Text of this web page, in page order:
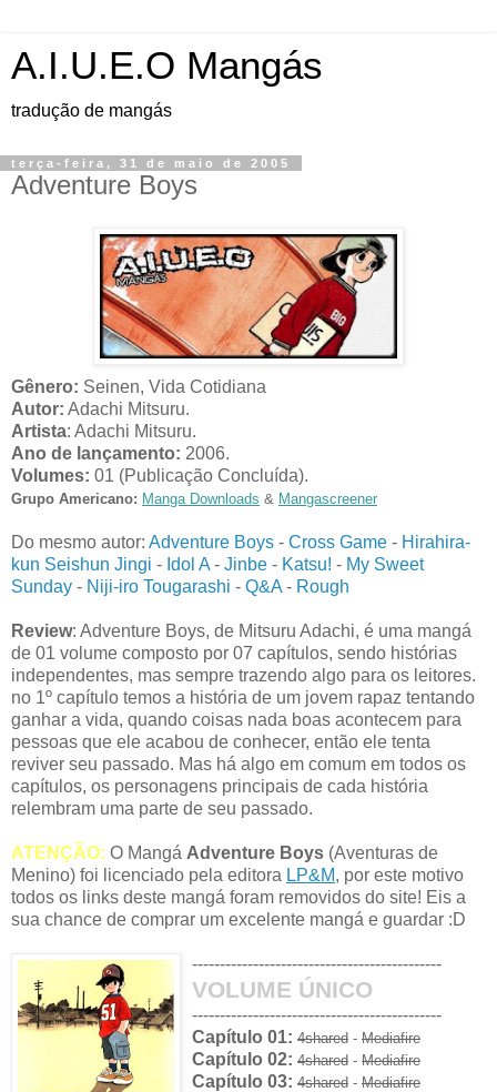
A.I.U.E.O Mangás
tradução de mangás
terça-feira, 31 de maio de 2005
Adventure Boys
Gênero: Seinen, Vida Cotidiana
Autor: Adachi Mitsuru.
Artista: Adachi Mitsuru.
Ano de lançamento: 2006.
Volumes: 01 (Publicação Concluída).
Grupo Americano: Manga Downloads & Mangascreener
Do mesmo autor: Adventure Boys - Cross Game - Hirahira-
kun Seishun Jingi - Idol A - Jinbe - Katsu! - My Sweet
Sunday - Niji-iro Tougarashi - Q&A - Rough
Review: Adventure Boys, de Mitsuru Adachi, é uma mangá
de 01 volume composto por 07 capítulos, sendo histórias
independentes, mas sempre trazendo algo para os leitores.
no 1º capítulo temos a história de um jovem rapaz tentando
ganhar a vida, quando coisas nada boas acontecem para
pessoas que ele acabou de conhecer, então ele tenta
reviver seu passado. Mas há algo em comum em todos os
capítulos, os personagens principais de cada história
relembram uma parte de seu passado.
ATENÇÃO: O Mangá Adventure Boys (Aventuras de
Menino) foi licenciado pela editora LP&M, por este motivo
todos os links deste mangá foram removidos do site! Eis a
sua chance de comprar um excelente mangá e guardar :D
---------------------------------------------
VOLUME ÚNICO
---------------------------------------------
Capítulo 01: 4shared - Mediafire
Capítulo 02: 4shared - Mediafire
Capítulo 03: 4shared - Mediafire